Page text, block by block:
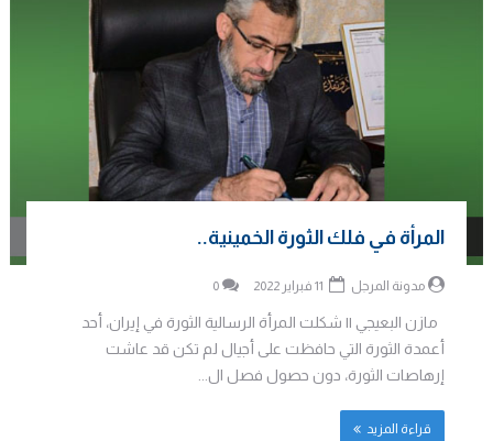
المرأة في فلك الثورة الخمينية..
مدونة المرجل 0
مازن البعيجي || شكلت المرأة الرسالية الثورة في إيران، أحد
أعمدة الثورة التي حافظت على أجيال لم تكن قد عاشت
إرهاصات الثورة، دون حصول فصل ال...
قراءة المزيد